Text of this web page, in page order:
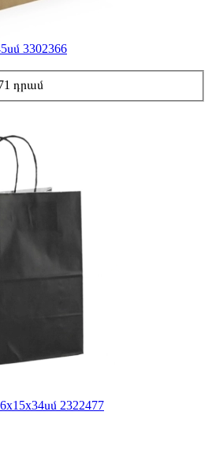
3302366
դրամ
2322477